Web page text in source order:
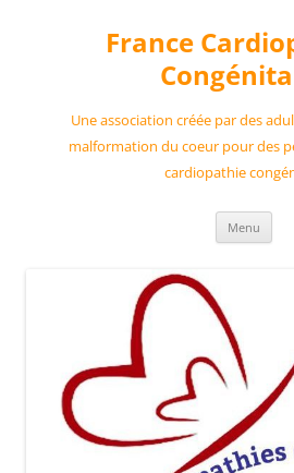
France
Une association créée par des
malformation du coeur pour des
cardiopathie
Menu